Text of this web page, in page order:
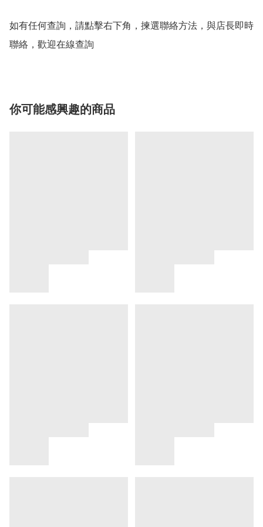
如有任何查詢，請點擊右下角，揀選聯絡方法，與店長即時
聯絡，歡迎在線查詢
你可能感興趣的商品